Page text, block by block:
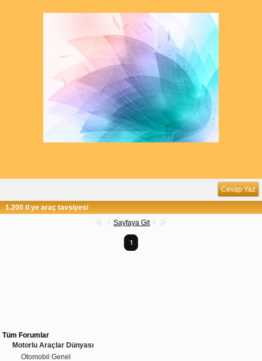
Cevap Yaz
1.200 tl ye araç tavsiyesi
Sayfaya Git
1
Tüm Forumlar
Motorlu Araçlar Dünyası
Otomobil Genel